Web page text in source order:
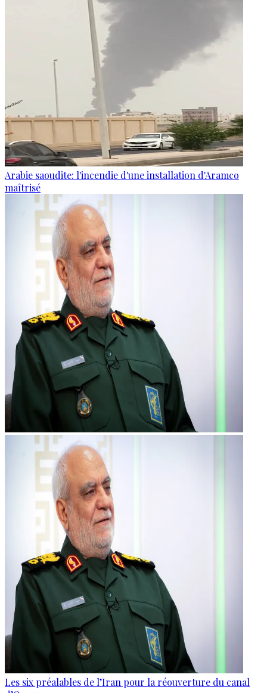
Arabie saoudite: l'incendie d'une installation d'Aramco
maîtrisé
Les six préalables de l’Iran pour la réouverture du canal